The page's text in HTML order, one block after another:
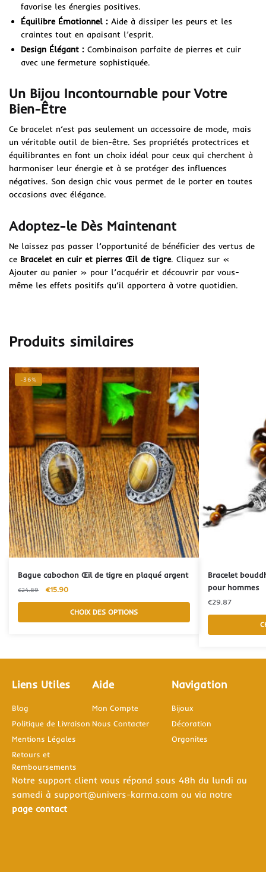
favorise les énergies positives.
Équilibre Émotionnel : Aide à dissiper les peurs et les
craintes tout en apaisant l’esprit.
Design Élégant : Combinaison parfaite de pierres et cuir
avec une fermeture sophistiquée.
Un Bijou Incontournable pour Votre
Bien-Être
Ce bracelet n’est pas seulement un accessoire de mode, mais
un véritable outil de bien-être. Ses propriétés protectrices et
équilibrantes en font un choix idéal pour ceux qui cherchent à
harmoniser leur énergie et à se protéger des influences
négatives. Son design chic vous permet de le porter en toutes
occasions avec élégance.
Adoptez-le Dès Maintenant
Ne laissez pas passer l’opportunité de bénéficier des vertus de
ce Bracelet en cuir et pierres Œil de tigre. Cliquez sur «
Ajouter au panier » pour l’acquérir et découvrir par vous-
même les effets positifs qu’il apportera à votre quotidien.
Produits similaires
-36%
Bague cabochon Œil de tigre en plaqué argent
€24.89 €15.90
CHOIX DES OPTIONS
Bracelet
pour hommes
€29.87
Liens Utiles
Blog
Politique de Livraison
Mentions Légales
Retours et
Remboursements
Aide
Mon Compte
Nous Contacter
Navigation
Bijoux
Décoration
Orgonites
Notre support client vous répond sous 48h du lundi au
samedi à support@univers-karma.com ou via notre
page contact